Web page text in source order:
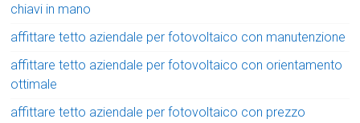
chiavi in mano
affittare tetto aziendale per fotovoltaico con manutenzione
affittare tetto aziendale per fotovoltaico con orientamento
ottimale
affittare tetto aziendale per fotovoltaico con prezzo